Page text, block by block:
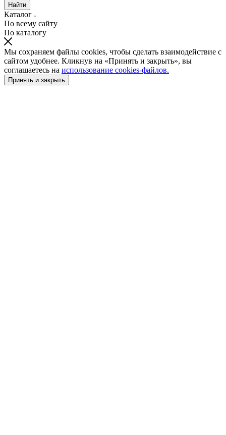
Найти
Каталог
По всему сайту
По каталогу
Мы сохраняем файлы cookies, чтобы сделать взаимодействие с
сайтом удобнее. Кликнув на «Принять и закрыть», вы
соглашаетесь на использование cookies-файлов.
Принять и закрыть